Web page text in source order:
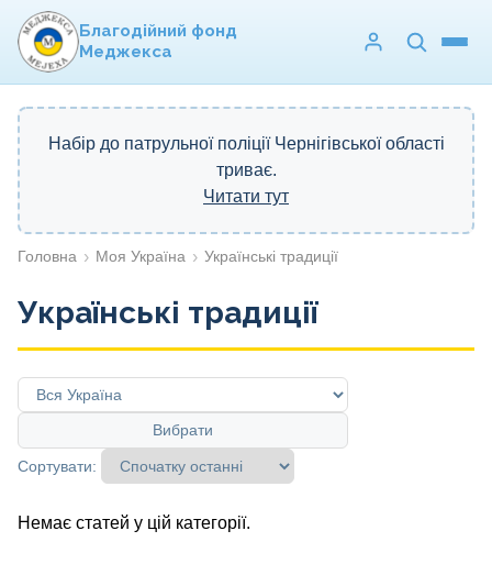
Благодійний фонд
Меджекса
Набір до патрульної поліції Чернігівської області
триває.
Читати тут
Головна Моя Україна Українські традиції
Українські традиції
Вибрати
Сортувати:
Немає статей у цій категорії.